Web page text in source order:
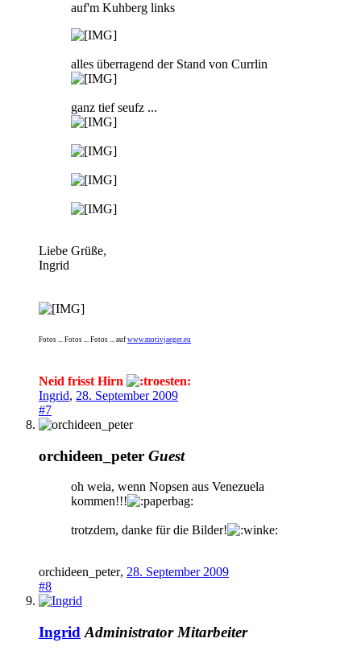
auf'm Kuhberg links
alles überragend der Stand von Currlin
ganz tief seufz ...
Liebe Grüße,
Ingrid
Fotos ... Fotos ... Fotos ... auf www.motivjaeger.eu
Neid frisst Hirn
Ingrid, 28. September 2009
#7
orchideen_peter Guest
oh weia, wenn Nopsen aus Venezuela
kommen!!!
trotzdem, danke für die Bilder!
orchideen_peter, 28. September 2009
#8
Ingrid Administrator Mitarbeiter